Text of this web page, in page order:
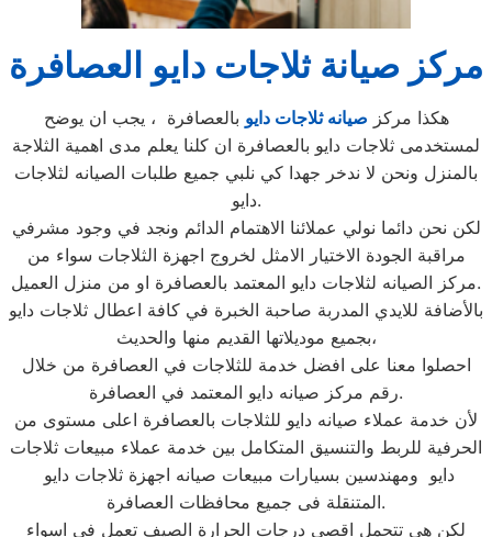
مركز صيانة ثلاجات دايو العصافرة
هكذا مركز صيانه ثلاجات دايو بالعصافرة ، يجب ان يوضح
لمستخدمى ثلاجات دايو بالعصافرة ان كلنا يعلم مدى اهمية الثلاجة
بالمنزل ونحن لا ندخر جهدا كي نلبي جميع طلبات الصيانه لثلاجات
دايو.
لكن نحن دائما نولي عملائنا الاهتمام الدائم ونجد في وجود مشرفي
مراقبة الجودة الاختيار الامثل لخروج اجهزة الثلاجات سواء من
مركز الصيانه لثلاجات دايو المعتمد بالعصافرة او من منزل العميل.
بالأضافة للايدي المدربة صاحبة الخبرة في كافة اعطال ثلاجات دايو
بجميع موديلاتها القديم منها والحديث،
احصلوا معنا على افضل خدمة للثلاجات في العصافرة من خلال
رقم مركز صيانه دايو المعتمد في العصافرة.
لأن خدمة عملاء صيانه دايو للثلاجات بالعصافرة اعلى مستوى من
الحرفية للربط والتنسيق المتكامل بين خدمة عملاء مبيعات ثلاجات
دايو ومهندسين بسيارات مبيعات صيانه اجهزة ثلاجات دايو
المتنقلة فى جميع محافظات العصافرة.
لكن هى تتحمل اقصى درجات الحرارة الصيف تعمل فى اسواء